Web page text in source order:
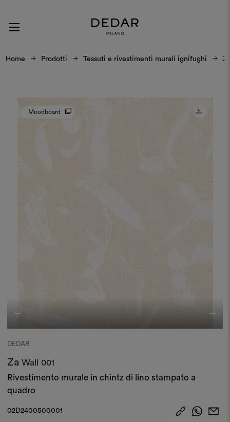
Home Prodotti Tessuti e rivestimenti murali ignifughi
Moodboard
DEDAR
ZaWall
001
Rivestimento murale in chintz di lino stampato a
quadro
02D2400500001